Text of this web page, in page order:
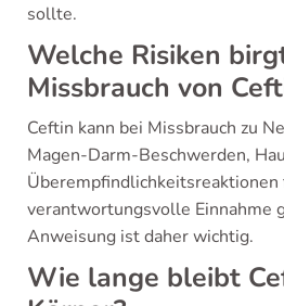
sollte.
Welche Risiken
Missbrauch von
Ceftin kann bei Missbrauch zu
Magen-Darm-Beschwerden,
Überempfindlichkeitsreaktionen
verantwortungsvolle Einnahme
Anweisung ist daher wichtig.
Wie lange bleibt